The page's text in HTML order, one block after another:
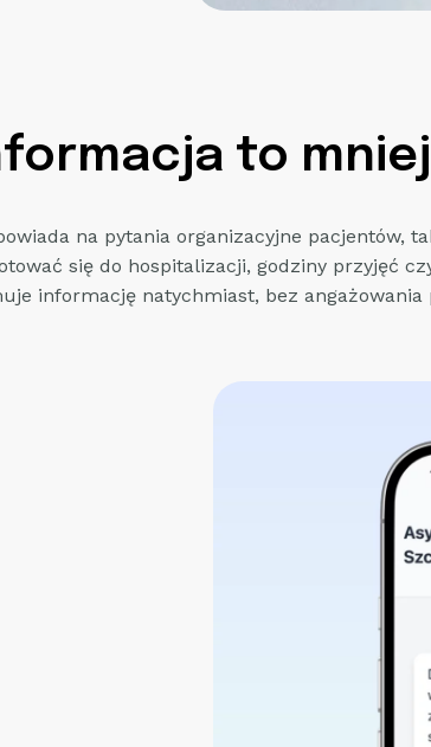
to
na pytania organizacyjne pacjentów,
się do hospitalizacji, godziny przyjęć
informację natychmiast, bez angażowania